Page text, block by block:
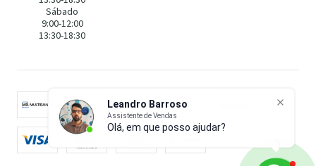
Leandro Barroso
Assistente de Vendas
Olá, em que posso ajudar?
Sábado
9:00-12:00
13:30-18:30